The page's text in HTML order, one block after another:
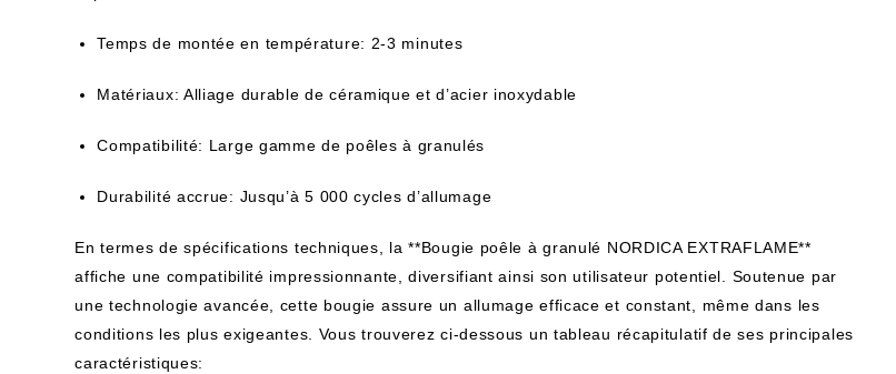
Temps de montée en température: 2-3 minutes
Matériaux: Alliage durable de céramique et d’acier inoxydable
Compatibilité: Large gamme de poêles à granulés
Durabilité accrue: Jusqu’à 5 000 cycles d’allumage
En termes de spécifications techniques, la **Bougie poêle à granulé NORDICA EXTRAFLAME**
affiche une compatibilité impressionnante, diversifiant ainsi son utilisateur potentiel. Soutenue par
une technologie avancée, cette bougie assure un allumage efficace et constant, même dans les
conditions les plus exigeantes. Vous trouverez ci-dessous un tableau récapitulatif de ses principales
caractéristiques: